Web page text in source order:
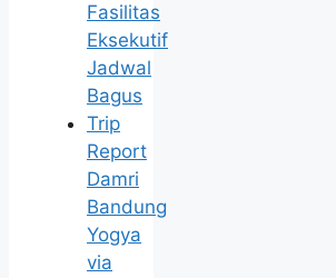
Fasilitas
Eksekutif
Jadwal
Bagus
Trip
Report
Damri
Bandung
Yogya
via